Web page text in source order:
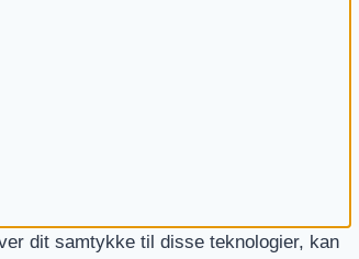
dit samtykke til disse teknologier, kan